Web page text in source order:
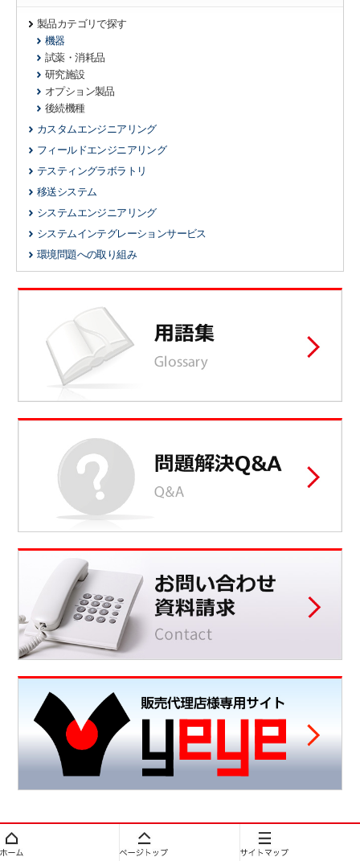
製品カテゴリで探す
機器
試薬・消耗品
研究施設
オプション製品
後続機種
カスタムエンジニアリング
フィールドエンジニアリング
テスティングラボラトリ
移送システム
システムエンジニアリング
システムインテグレーションサービス
環境問題への取り組み